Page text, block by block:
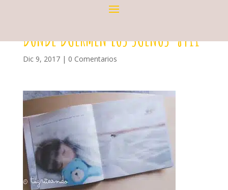
DONDE DUERMEN LOS SUEÑOS-8411
Dic 9, 2017| 0 Comentarios